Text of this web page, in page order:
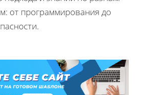
от программирования до